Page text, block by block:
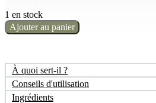
1 en stock
quantité
de
-
Gommage
Visage
Ajouter au panier
À quoi sert-il ?
Conseils d'utilisation
Ingrédients